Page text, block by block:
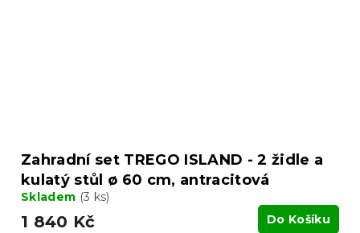
Zahradní set TREGO ISLAND - 2 židle a
kulatý stůl ø 60 cm, antracitová
Skladem (3 ks)
1 840 Kč Do Košíku